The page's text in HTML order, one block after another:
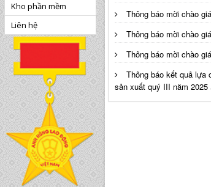
Thông báo mời chào
Thông báo mời chào
Thông báo mời chào
Thông báo kết quả lựa
sản xuất quý III năm 2025
Kho phần mềm
Liên hệ